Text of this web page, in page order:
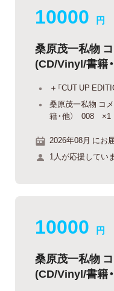
10000 円
桑原茂一私物
(CD/Vinyl/書籍
＋「CUT UP
桑原茂一私物 コ
籍・他） 008 ×1
2026年08月 にお
1人が応援してい
10000 円
桑原茂一私物
(CD/Vinyl/書籍